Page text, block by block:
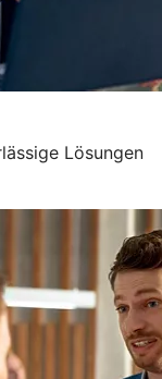
Lösungen